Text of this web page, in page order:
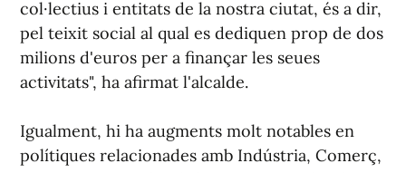
col·lectius i entitats de la nostra ciutat, és a dir,
pel teixit social al qual es dediquen prop de dos
milions d'euros per a finançar les seues
activitats", ha afirmat l'alcalde.
Igualment, hi ha augments molt notables en
polítiques relacionades amb Indústria, Comerç,